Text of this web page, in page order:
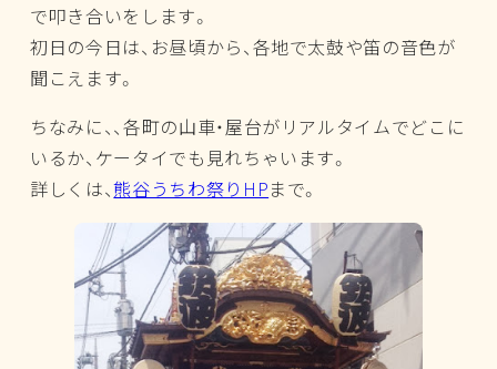
で叩き合いをします。
初日の今日は、お昼頃から、各地で太鼓や笛の音色が
聞こえます。
ちなみに、、各町の山車・屋台がリアルタイムでどこに
いるか、ケータイでも見れちゃいます。
詳しくは、熊谷うちわ祭りHPまで。